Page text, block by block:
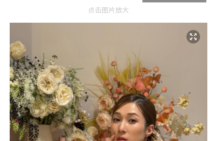
点击图片放大